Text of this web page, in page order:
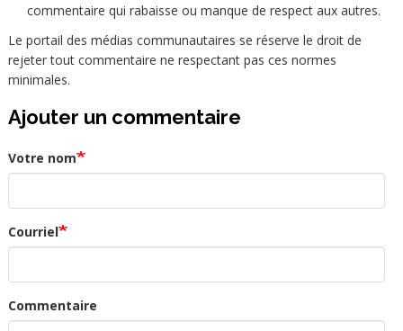
commentaire qui rabaisse ou manque de respect aux autres.
Le portail des médias communautaires se réserve le droit de
rejeter tout commentaire ne respectant pas ces normes
minimales.
Ajouter un commentaire
Votre nom
Courriel
Commentaire